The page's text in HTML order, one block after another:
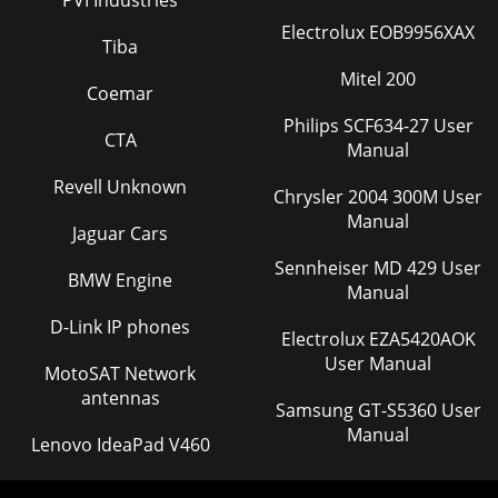
Page 31 - Wartung und Pflege
4EinleitungIhr neuer Digitalprojektor lässt sich leicht
anschließen, benutzen und problemlos warten. Der
vielseitige Projektor lässt sich sowohl für b
Page 32 - Projektorleuchte austauschen
Anschlussmöglichkeiten für Computer und Videogeräte:•
VGA (Computer)• Composite-Video• HDMI (nur IN116)•S-
Page 33
6Projektor aufstellenBei der Auswahl eines geeigneten
Aufstellungsortes beziehen Sie Größe und Form der
Projektionsfläche, Lage der Steckdosen und den
Page 34
7Computer-Eingangsquelle anschließenVGA-
AnschlussSchließen Sie einen Stecker des mitgelieferten
Computerkabels an den Eingang Computer in 1/Computer i
Page 35
Tiba
Coemar
CTA
Revell Unknown
Jaguar Cars
BMW Engine
D-Link IP phones
MotoSAT Network
antennas
Lenovo IdeaPad V460
Electrolux EOB9956XAX
Mitel 200
Philips SCF634-27 User
Manual
Chrysler 2004 300M User
Manual
Sennheiser MD 429 User
Manual
Electrolux EZA5420AOK
User Manual
Samsung GT-S5360 User
Manual